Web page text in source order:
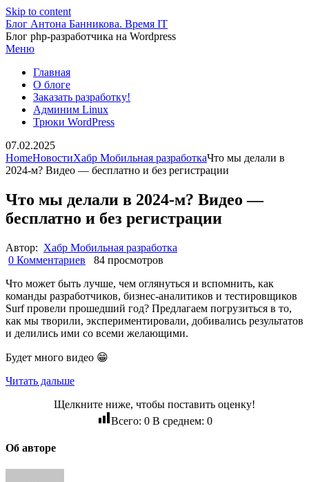
Skip to content
Блог Антона Банникова. Время IT
Блог php-разработчика на Wordpress
Меню
Главная
О блоге
Заказать разработку!
Админим Linux
Трюки WordPress
07.02.2025
HomeНовостиХабр Мобильная разработкаЧто мы делали в
2024-м? Видео — бесплатно и без регистрации
Что мы делали в 2024-м? Видео —
бесплатно и без регистрации
Автор: Хабр Мобильная разработка
0 Комментариев
84 просмотров
Что может быть лучше, чем оглянуться и вспомнить, как
команды разработчиков, бизнес-аналитиков и тестировщиков
Surf провели прошедший год? Предлагаем погрузиться в то,
как мы творили, экспериментировали, добивались результатов
и делились ими со всеми желающими.
Будет много видео 😁
Читать дальше
Щелкните ниже, чтобы поставить оценку!
Всего: 0В среднем: 0
Об авторе